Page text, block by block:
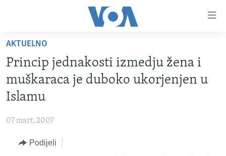
glavni
sadržaj
na
glavnu
Idi
pretragu
VIDEO
FOTOGRAFIJE DANA
SJEDINJENE AMERIČKE DRŽAVE
BOSNA I HERCEGOVINA
NAUKA I TEHNOLOGIJA
SPECIJALNI PROJEKTI
AKTUELNO
Princip jednakosti izmedju žena i
muškaraca je duboko ukorjenjen u
Islamu
07 mart, 2007
Podijeli